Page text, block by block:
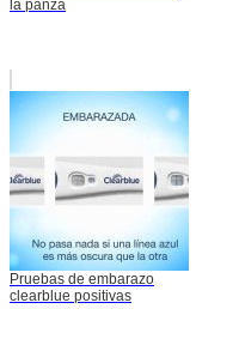
la panza
Pruebas de embarazo
clearblue positivas